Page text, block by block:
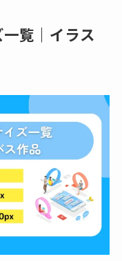
覧｜イラス